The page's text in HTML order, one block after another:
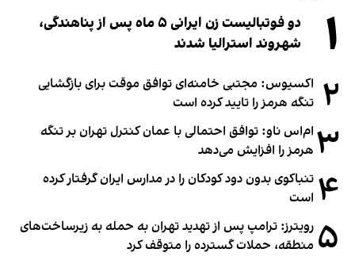
۱
دو فوتبالیست زن ایرانی ۵ ماه پس از پناهندگی،
شهروند استرالیا شدند
۲ اکسیوس: مجتبی خامنه‌ای توافق موقت برای بازگشایی
تنگه هرمز را تایید کرده است
۳ ام‌اس ناو: توافق احتمالی با عمان کنترل تهران بر تنگه
هرمز را افزایش می‌دهد
۴ تنباکوی بدون دود کودکان را در مدارس ایران گرفتار کرده
است
۵ رویترز: ترامپ پس از تهدید تهران به حمله به زیرساخت‌های
منطقه، حملات گسترده را متوقف کرد